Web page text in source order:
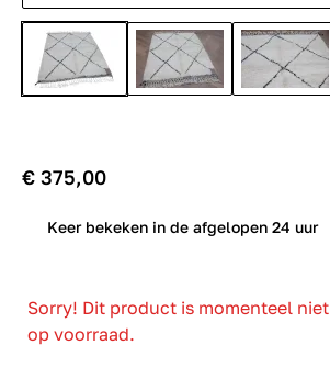
€ 375,00
Keer bekeken in de afgelopen 24 uur
Sorry! Dit product is momenteel niet
op voorraad.